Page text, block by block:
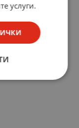
услуги.